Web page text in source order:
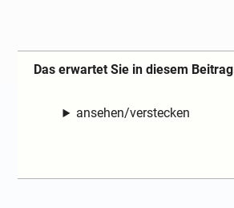
Das erwartet Sie in diesem Beitrag
ansehen/verstecken